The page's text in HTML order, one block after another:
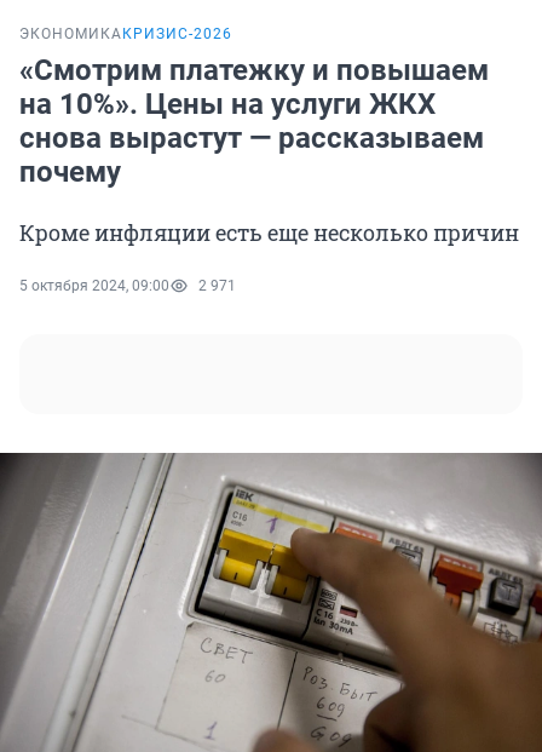
ЭКОНОМИКА КРИЗИС-2026
«Смотрим платежку и повышаем
на 10%». Цены на услуги ЖКХ
снова вырастут — рассказываем
почему
Кроме инфляции есть еще несколько причин
5 октября 2024, 09:00 2 971